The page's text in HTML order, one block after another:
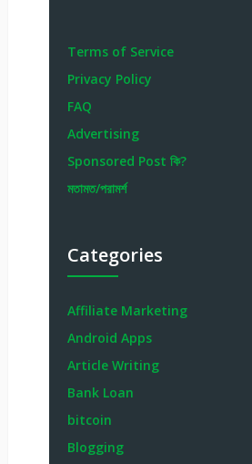
Terms of Service
Privacy Policy
FAQ
Advertising
Sponsored Post কি?
মতামত/পরামর্শ
Categories
Affiliate Marketing
Android Apps
Article Writing
Bank Loan
bitcoin
Blogging